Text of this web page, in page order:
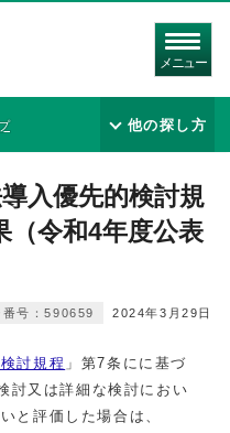
メニュー
他の探し方
入優先的検討規
（令和4年度公表
2024年3月29日
番号：590659
討規程 」第7条にに基づ
討又は詳細な検討におい
と評価した場合は、